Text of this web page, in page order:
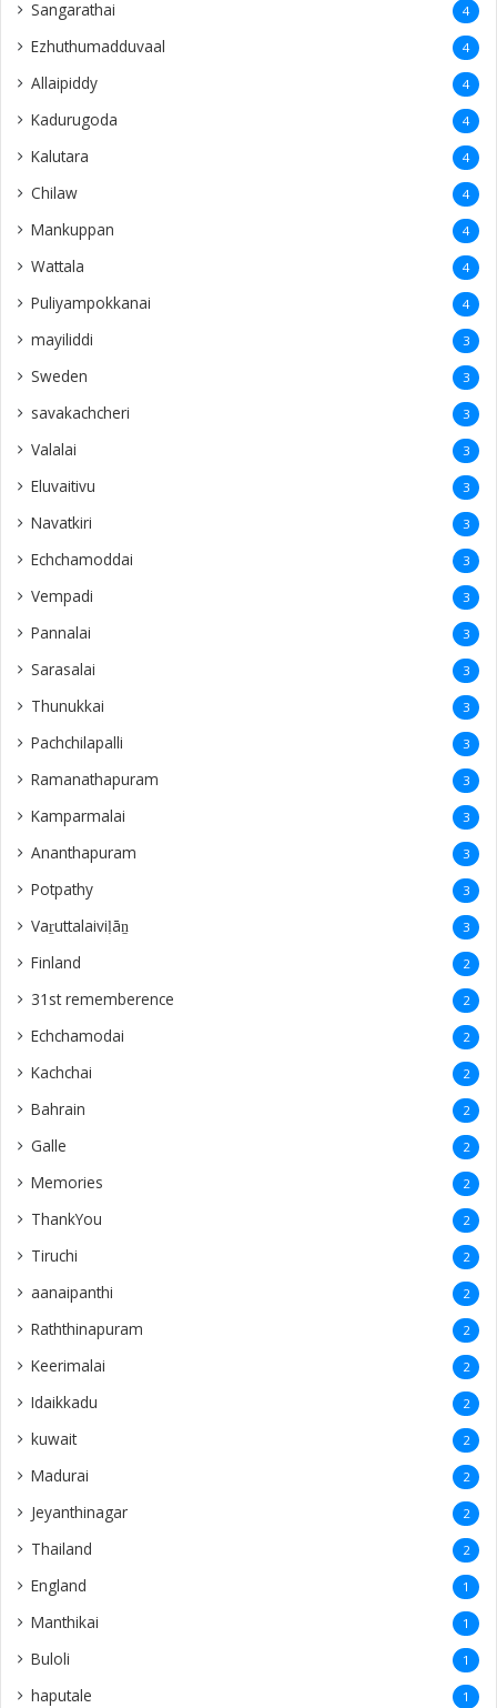
Mankuppan 4
Wattala 4
Puliyampokkanai 4
mayiliddi 3
Sweden 3
savakachcheri 3
Valalai 3
Eluvaitivu 3
Navatkiri 3
Echchamoddai 3
Vempadi 3
Pannalai 3
Sarasalai 3
Thunukkai 3
Pachchilapalli 3
Ramanathapuram 3
Kamparmalai 3
Ananthapuram 3
‎Potpathy 3
Vaṟuttalaiviḷāṉ 3
Finland 2
31st rememberence 2
Echchamodai 2
Kachchai 2
Bahrain 2
Galle 2
Memories 2
ThankYou 2
Tiruchi 2
aanaipanthi 2
Raththinapuram 2
Keerimalai 2
Idaikkadu 2
kuwait 2
Madurai 2
Jeyanthinagar 2
Thailand 2
England 1
Manthikai 1
Buloli 1
haputale 1
Kalpitiya 1
nawalapti 1
Bandarawela 1
ampanthoddai 1
puthukudijiruppu 1
dehiwala 1